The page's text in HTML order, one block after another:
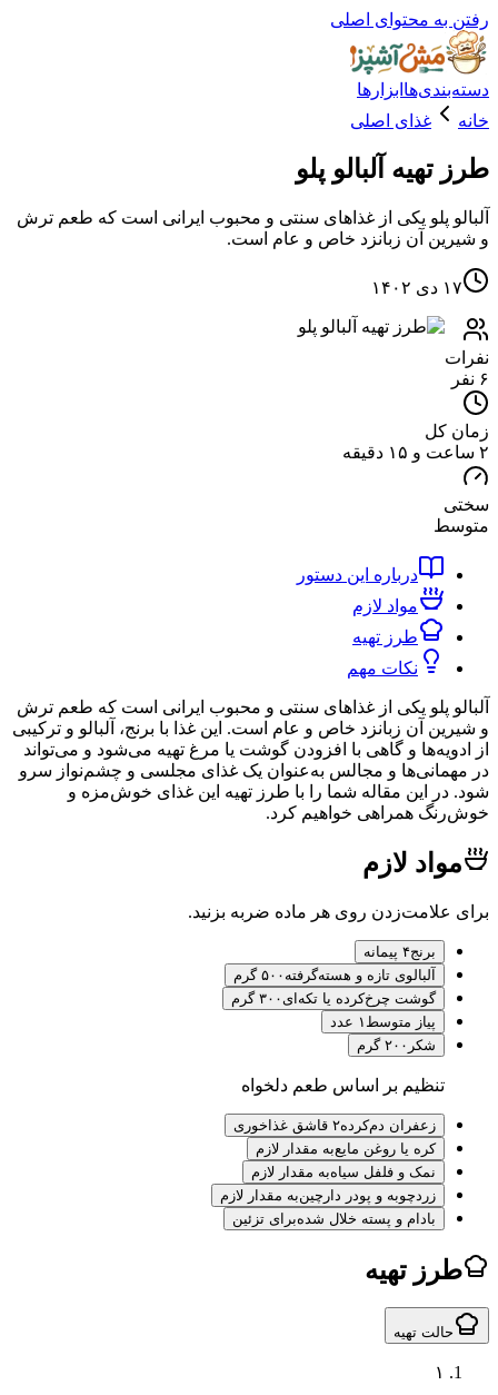
محتوای اصلی
ابزارها
غذای اصلی
آلبالو پلو
پلو یکی از غذاهای سنتی و محبوب ایرانی است که طعم ترش
آن زبانزد خاص و عام است.
درباره این دستور
مواد لازم
طرز تهیه
نکات مهم
پلو یکی از غذاهای سنتی و محبوب ایرانی است که طعم ترش
آن زبانزد خاص و عام است. این غذا با برنج، آلبالو و ترکیبی
و گاهی با افزودن گوشت یا مرغ تهیه می‌شود و می‌تواند
و مجالس به‌عنوان یک غذای مجلسی و چشم‌نواز سرو
این مقاله شما را با طرز تهیه این غذای خوش‌مزه و
همراهی خواهیم کرد.
لازم
روی هر ماده ضربه بزنید.
۴ پیمانه
آلبالوی تازه و هسته‌گرفته۵۰۰ گرم
گوشت چرخ‌کرده یا تکه‌ای ۳۰۰ گرم
پیاز متوسط
شکر۲۰۰ گرم
تنظیم بر اساس طعم دلخواه
زعفران دم‌کرده۲ قاشق غذاخوری
کره یا روغن مایعبه مقدار لازم
نمک و فلفل سیاهبه مقدار لازم
زردچوبه و پودر دارچینبه مقدار لازم
بادام و پسته خلال شدهبرای تزئین
تهیه
تهیه